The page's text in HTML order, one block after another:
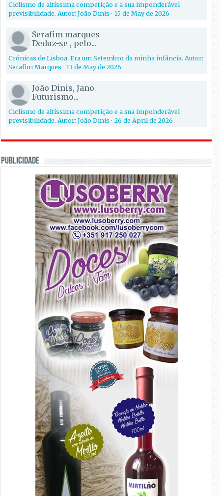
Ciclismo de altíssima competição e a sua imponderável
previsibilidade. Autor: João Dinis·15 de May de 2026
Serafim marques
Deduz-se , pelo...
Crónicas de Lisboa: Era um Setembro da minha infância. Autor:
Serafim Marques·13 de May de 2026
João Dinis, Jano
Futurismo...
Ciclismo de altíssima competição e a sua imponderável
previsibilidade. Autor: João Dinis·26 de April de 2026
PUBLICIDADE